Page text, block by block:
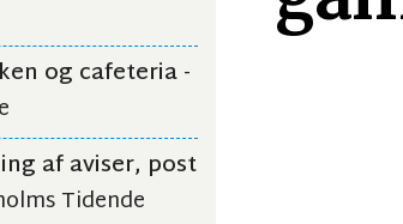
og cafeteria-
af aviser, post
Tidende